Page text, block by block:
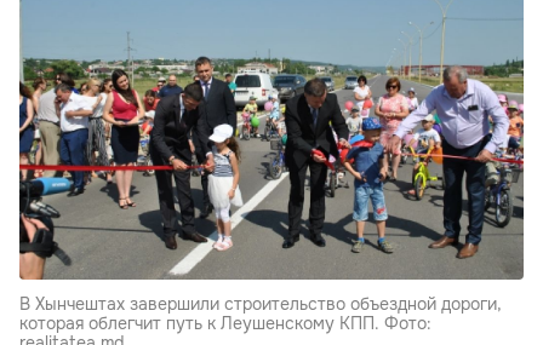
В Хынчештах завершили строительство объездной дороги,
которая облегчит путь к Леушенскому КПП. Фото: